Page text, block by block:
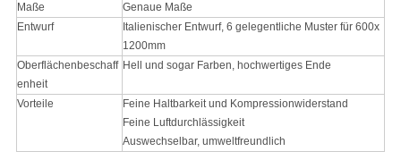
Maße
Genaue Maße
Entwurf
Italienischer Entwurf, 6 gelegentliche Muster für 600x
1200mm
Oberflächenbeschaff
enheit
Hell und sogar Farben, hochwertiges Ende
Vorteile
Feine Haltbarkeit und Kompressionwiderstand
Feine Luftdurchlässigkeit
Auswechselbar, umweltfreundlich